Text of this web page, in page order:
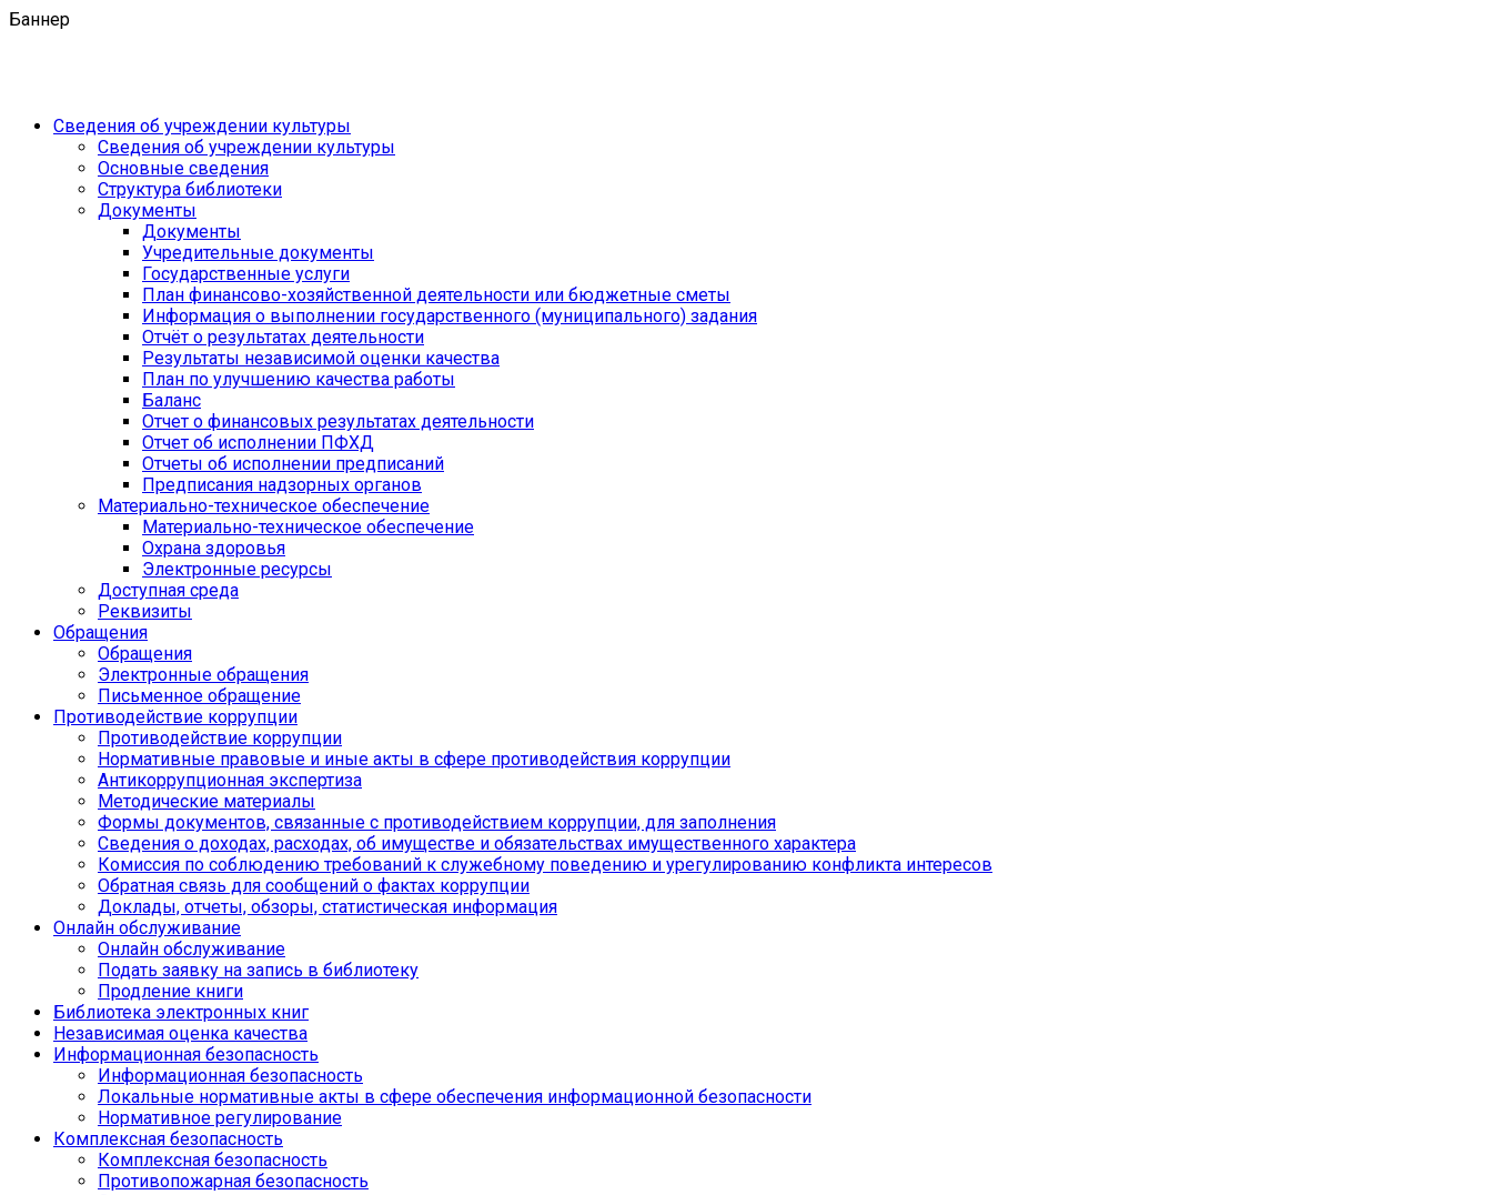
Баннер
Сведения об учреждении культуры
Сведения об учреждении культуры
Основные сведения
Структура библиотеки
Документы
Документы
Учредительные документы
Государственные услуги
План финансово-хозяйственной деятельности или бюджетные сметы
Информация о выполнении государственного (муниципального) задания
Отчёт о результатах деятельности
Результаты независимой оценки качества
План по улучшению качества работы
Баланс
Отчет о финансовых результатах деятельности
Отчет об исполнении ПФХД
Отчеты об исполнении предписаний
Предписания надзорных органов
Материально-техническое обеспечение
Материально-техническое обеспечение
Охрана здоровья
Электронные ресурсы
Доступная среда
Реквизиты
Обращения
Обращения
Электронные обращения
Письменное обращение
Противодействие коррупции
Противодействие коррупции
Нормативные правовые и иные акты в сфере противодействия коррупции
Антикоррупционная экспертиза
Методические материалы
Формы документов, связанные с противодействием коррупции, для заполнения
Сведения о доходах, расходах, об имуществе и обязательствах имущественного характера
Комиссия по соблюдению требований к служебному поведению и урегулированию конфликта интересов
Обратная связь для сообщений о фактах коррупции
Доклады, отчеты, обзоры, статистическая информация
Онлайн обслуживание
Онлайн обслуживание
Подать заявку на запись в библиотеку
Продление книги
Библиотека электронных книг
Независимая оценка качества
Информационная безопасность
Информационная безопасность
Локальные нормативные акты в сфере обеспечения информационной безопасности
Нормативное регулирование
Комплексная безопасность
Комплексная безопасность
Противопожарная безопасность